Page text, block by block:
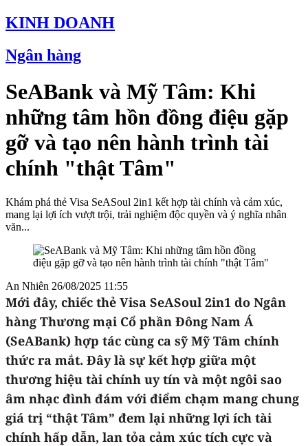
KINH DOANH
Ngân hàng
SeABank và Mỹ Tâm: Khi
những tâm hồn đồng điệu gặp
gỡ và tạo nên hành trình tài
chính "thật Tâm"
Khám phá thẻ Visa SeASoul 2in1 kết hợp tài chính và cảm xúc,
mang lại lợi ích vượt trội, trải nghiệm độc quyền và ý nghĩa nhân
văn...
An Nhiên 26/08/2025 11:55
Mới đây, chiếc thẻ Visa SeASoul 2in1 do Ngân
hàng Thương mại Cổ phần Đông Nam Á
(SeABank) hợp tác cùng ca sỹ Mỹ Tâm chính
thức ra mắt. Đây là sự kết hợp giữa một
thương hiệu tài chính uy tín và một ngôi sao
âm nhạc đình đám với điểm chạm mang chung
giá trị “thật Tâm” đem lại những lợi ích tài
chính hấp dẫn, lan tỏa cảm xúc tích cực và